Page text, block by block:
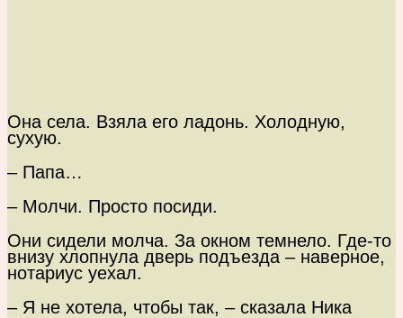
Она села. Взяла его ладонь. Холодную,
сухую.
– Папа…
– Молчи. Просто посиди.
Они сидели молча. За окном темнело. Где-то
внизу хлопнула дверь подъезда – наверное,
нотариус уехал.
– Я не хотела, чтобы так, – сказала Ника